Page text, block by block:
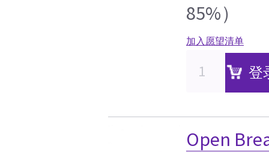
85%）
加入愿望清单
登
Open